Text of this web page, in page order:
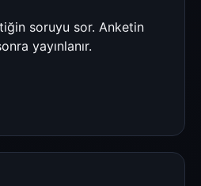
soruyu sor. Anketin
yayınlanır.